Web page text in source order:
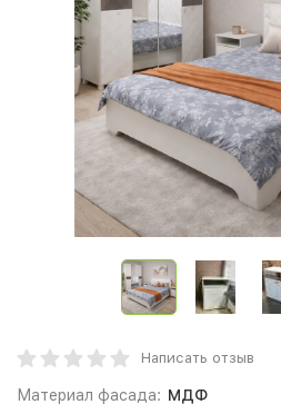
Написать отзыв
Материал фасада: МДФ